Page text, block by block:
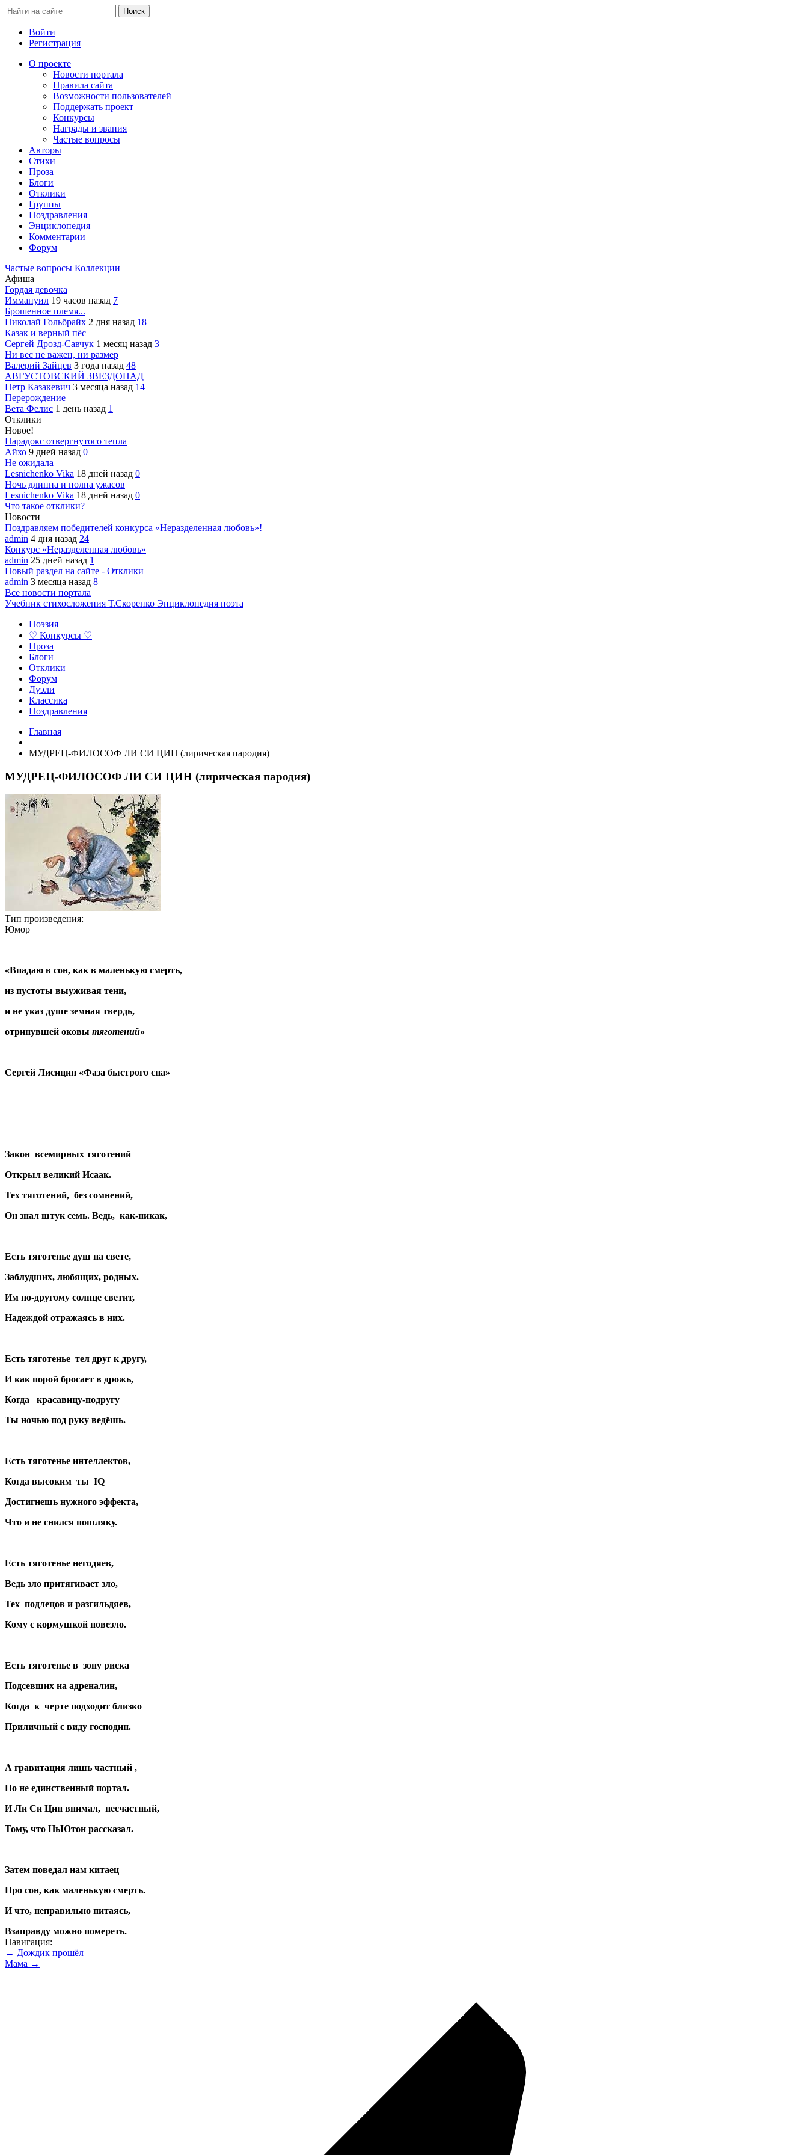
Войти
Регистрация
О проекте
Новости портала
Правила сайта
Возможности пользователей
Поддержать проект
Конкурсы
Награды и звания
Частые вопросы
Авторы
Стихи
Проза
Блоги
Отклики
Группы
Поздравления
Энциклопедия
Комментарии
Форум
Частые вопросы Коллекции
Афиша
Гордая девочка
Иммануил 19 часов назад 7
Брошенное племя...
Николай Гольбрайх 2 дня назад 18
Казак и верный пёс
Сергей Дрозд-Савчук 1 месяц назад 3
Ни вес не важен, ни размер
Валерий Зайцев 3 года назад 48
АВГУСТОВСКИЙ ЗВЕЗДОПАД
Петр Казакевич 3 месяца назад 14
Перерождение
Вета Фелис 1 день назад 1
Отклики
Новое!
Парадокс отвергнутого тепла
Айхо 9 дней назад 0
Не ожидала
Lesnichenko Vika 18 дней назад 0
Ночь длинна и полна ужасов
Lesnichenko Vika 18 дней назад 0
Что такое отклики?
Новости
Поздравляем победителей конкурса «Неразделенная любовь»!
admin 4 дня назад 24
Конкурс «Неразделенная любовь»
admin 25 дней назад 1
Новый раздел на сайте - Отклики
admin 3 месяца назад 8
Все новости портала
Учебник стихосложения Т.Скоренко Энциклопедия поэта
Поэзия
♡ Конкурсы ♡
Проза
Блоги
Отклики
Форум
Дуэли
Классика
Поздравления
Главная
МУДРЕЦ-ФИЛОСОФ ЛИ СИ ЦИН (лирическая пародия)
МУДРЕЦ-ФИЛОСОФ ЛИ СИ ЦИН (лирическая пародия)
Тип произведения:
Юмор
«Впадаю в сон, как в маленькую смерть,
из пустоты выуживая тени,
и не указ душе земная твердь,
отринувшей оковы тяготений»
Сергей Лисицин «Фаза быстрого сна»
Закон всемирных тяготений
Открыл великий Исаак.
Тех тяготений, без сомнений,
Он знал штук семь. Ведь, как-никак,
Есть тяготенье душ на свете,
Заблудших, любящих, родных.
Им по-другому солнце светит,
Надеждой отражаясь в них.
Есть тяготенье тел друг к другу,
И как порой бросает в дрожь,
Когда красавицу-подругу
Ты ночью под руку ведёшь.
Есть тяготенье интеллектов,
Когда высоким ты IQ
Достигнешь нужного эффекта,
Что и не снился пошляку.
Есть тяготенье негодяев,
Ведь зло притягивает зло,
Тех подлецов и разгильдяев,
Кому с кормушкой повезло.
Есть тяготенье в зону риска
Подсевших на адреналин,
Когда к черте подходит близко
Приличный с виду господин.
А гравитация лишь частный ,
Но не единственный портал.
И Ли Си Цин внимал, несчастный,
Тому, что НьЮтон рассказал.
Затем поведал нам китаец
Про сон, как маленькую смерть.
И что, неправильно питаясь,
Взаправду можно помереть.
Навигация:
← Дождик прошёл
Мама →